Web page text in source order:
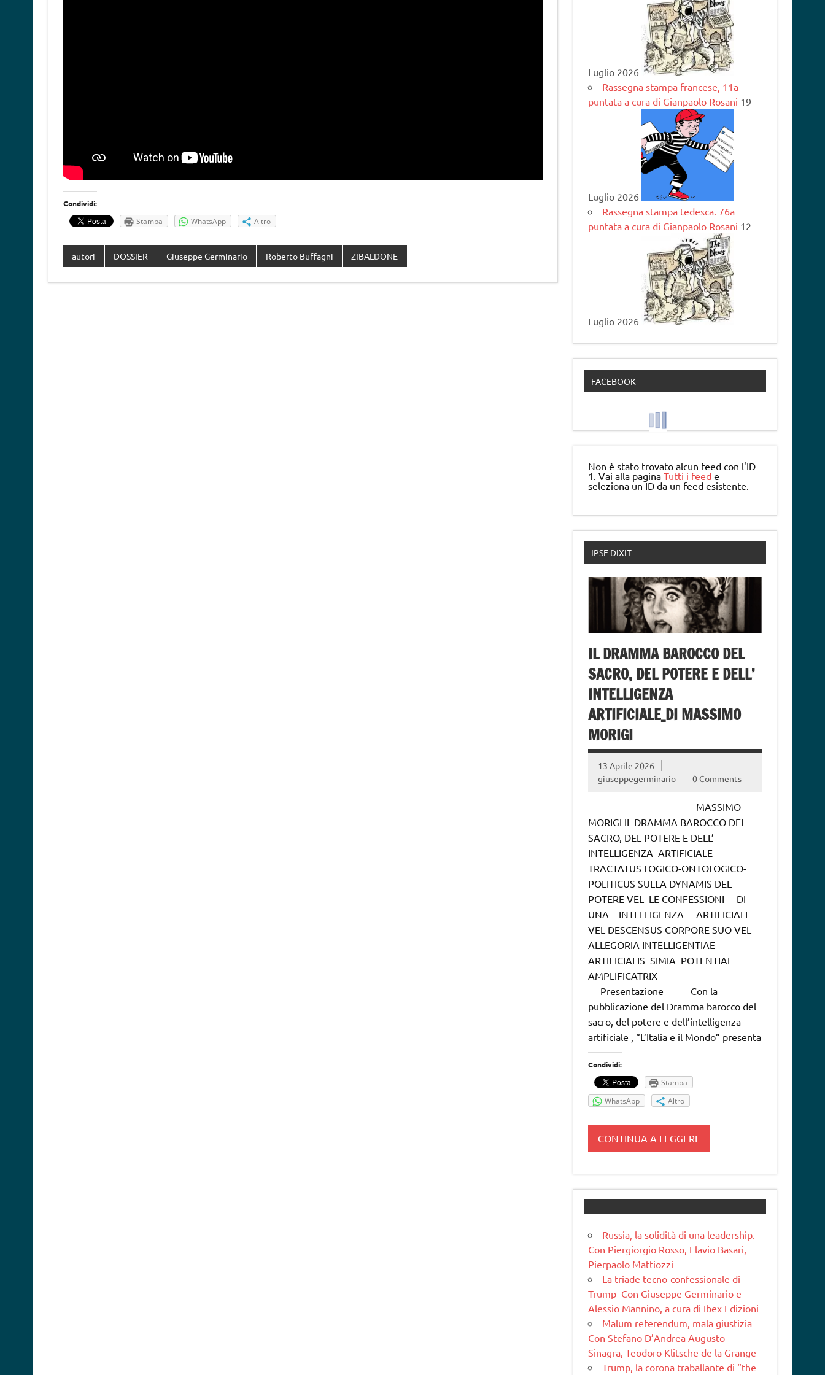
Condividi:
Stampa WhatsApp Altro
autori DOSSIER Giuseppe Germinario Roberto Buffagni ZIBALDONE
Luglio 2026
Rassegna stampa francese, 11a
puntata a cura di Gianpaolo Rosani 19
Luglio 2026
Rassegna stampa tedesca. 76a
puntata a cura di Gianpaolo Rosani 12
Luglio 2026
FACEBOOK
Non è stato trovato alcun feed con l'ID
1. Vai alla paginaTutti i feed e
seleziona un ID da un feed esistente.
IPSE DIXIT
IL DRAMMA BAROCCO DEL
SACRO, DEL POTERE E DELL’
INTELLIGENZA
ARTIFICIALE_DI MASSIMO
MORIGI
13 Aprile 2026
giuseppegerminario
0 Comments
MASSIMO
MORIGI IL DRAMMA BAROCCO DEL
SACRO, DEL POTERE E DELL’
INTELLIGENZA ARTIFICIALE
TRACTATUS LOGICO-ONTOLOGICO-
POLITICUS SULLA DYNAMIS DEL
POTERE VEL LE CONFESSIONI DI
UNA INTELLIGENZA ARTIFICIALE
VEL DESCENSUS CORPORE SUO VEL
ALLEGORIA INTELLIGENTIAE
ARTIFICIALIS SIMIA POTENTIAE
AMPLIFICATRIX
Presentazione Con la
pubblicazione del Dramma barocco del
sacro, del potere e dell’intelligenza
artificiale , “L’Italia e il Mondo” presenta
Condividi:
Stampa
WhatsApp
Altro
CONTINUA A LEGGERE
Russia, la solidità di una leadership.
Con Piergiorgio Rosso, Flavio Basari,
Pierpaolo Mattiozzi
La triade tecno-confessionale di
Trump_Con Giuseppe Germinario e
Alessio Mannino, a cura di Ibex Edizioni
Malum referendum, mala giustizia
Con Stefano D’Andrea Augusto
Sinagra, Teodoro Klitsche de la Grange
Trump, la corona traballante di “the